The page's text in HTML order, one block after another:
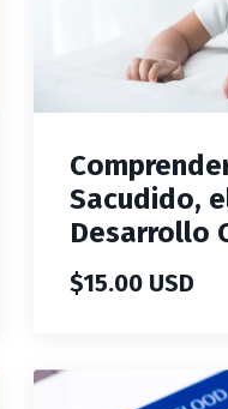
Sacudido,
Desarrollo
$15.00 USD